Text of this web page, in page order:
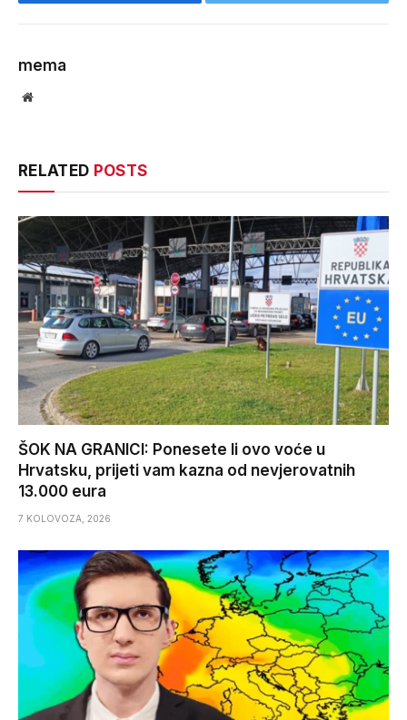
mema
Website
RELATED POSTS
ŠOK NA GRANICI: Ponesete li ovo voće u
Hrvatsku, prijeti vam kazna od nevjerovatnih
13.000 eura
7 KOLOVOZA, 2026